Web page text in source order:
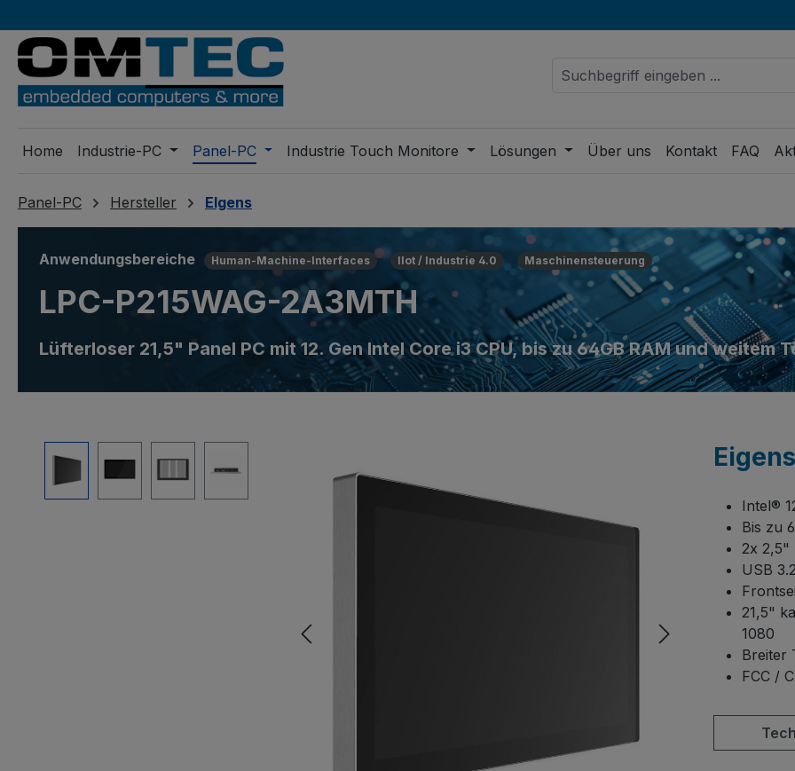
Home Industrie-PC Panel-PC Industrie Touch Monitore Lösungen Über uns Kontakt FAQ
Panel-PC Hersteller Elgens
Anwendungsbereiche Human-Machine-Interfaces IIot / Industrie 4.0 Maschinensteuerung
LPC-P215WAG-2A3MTH
Lüfterloser 21,5" Panel PC mit 12. Gen Intel Core i3 CPU, bis zu 64GB RAM und weitem
Bildergalerie überspringen
Intel®
Bis zu
2x 2,5"
USB
21,5"
1080
Breiter
FCC /